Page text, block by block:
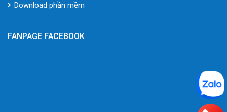
Download phần mềm
FANPAGE FACEBOOK